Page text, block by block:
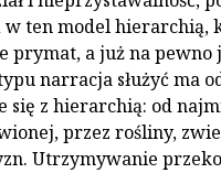
ten model hierarchią,
prymat, a już na pewno
narracja służyć ma
się z hierarchią: od
przez rośliny,
Utrzymywanie